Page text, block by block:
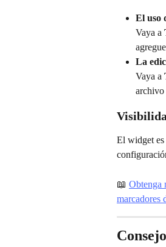
El uso
Vaya a
La
Vaya a
archivo
El widget
📖 Obtenga
marcadores